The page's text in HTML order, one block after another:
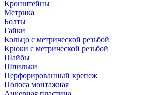
Кронштейны
Метрика
Болты
Гайки
Кольцо с метрической резьбой
Крюки с метрической резьбой
Шайбы
Шпильки
Перфорированный крепеж
Полоса монтажная